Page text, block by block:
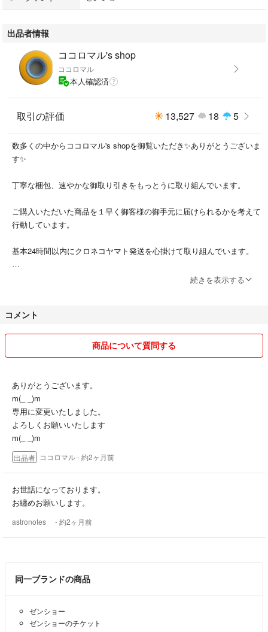
出品者情報
ココロマル's shop
ココロマル
本人確認済
取引の評価 13,527 18 5
数多くの中からココロマル's shopを御覧いただき✨ありがとうございま
す✨
丁寧な梱包、速やかな御取り引きをもっとうに取り組んでいます。
ご購入いただいた商品を１早く御客様の御手元に届けられるかを考えて
行動しています。
基本24時間以内にクロネコヤマト発送を心掛けて取り組んでいます。
土日祝や休前日は、都合上発送が24時間以上にずれ込む場合や大阪以
速やかに受け取り対応できないお客様や
良いお付き合い❣️
続きを表示する
コメント
商品について質問する
ありがとうございます。
m(_ _)m
専用に変更いたしました。
よろしくお願いいたします
m(_ _)m
出品者 ココロマル- 約2ヶ月前
お世話になっております。
お纏めお願いします。
astronotes - 約2ヶ月前
同一ブランドの商品
ゼンショー
ゼンショーのチケット